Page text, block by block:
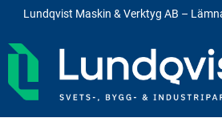
Lundqvist Maskin & Verktyg AB –